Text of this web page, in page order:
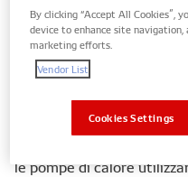
condizionamento:
un compressore e
calore dall’aria
La pompa di calore aria-
naturale, caratterizzata
le pompe di calore
By clicking “Accept All Cookies”,
device to enhance site navigation,
marketing efforts.
Vendor List
Cookies Settings